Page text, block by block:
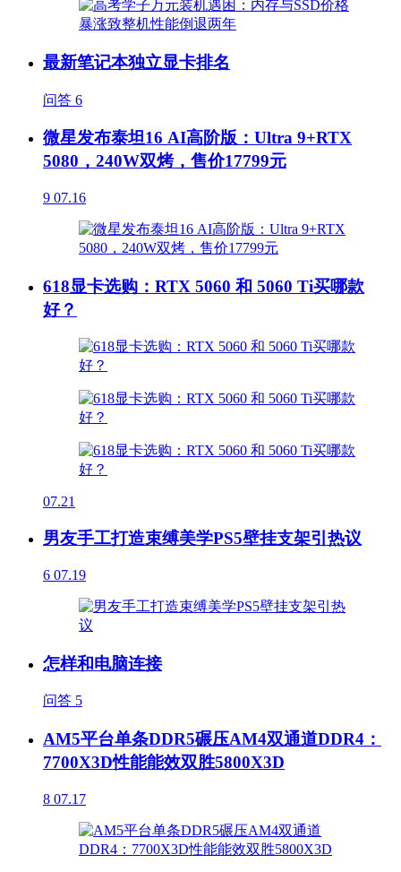
最新笔记本独立显卡排名
问答 6
微星发布泰坦16 AI高阶版：Ultra 9+RTX
5080，240W双烤，售价17799元
9 07.16
618显卡选购：RTX 5060 和 5060 Ti买哪款
好？
07.21
男友手工打造束缚美学PS5壁挂支架引热议
6 07.19
怎样和电脑连接
问答 5
AM5平台单条DDR5碾压AM4双通道DDR4：
7700X3D性能能效双胜5800X3D
8 07.17